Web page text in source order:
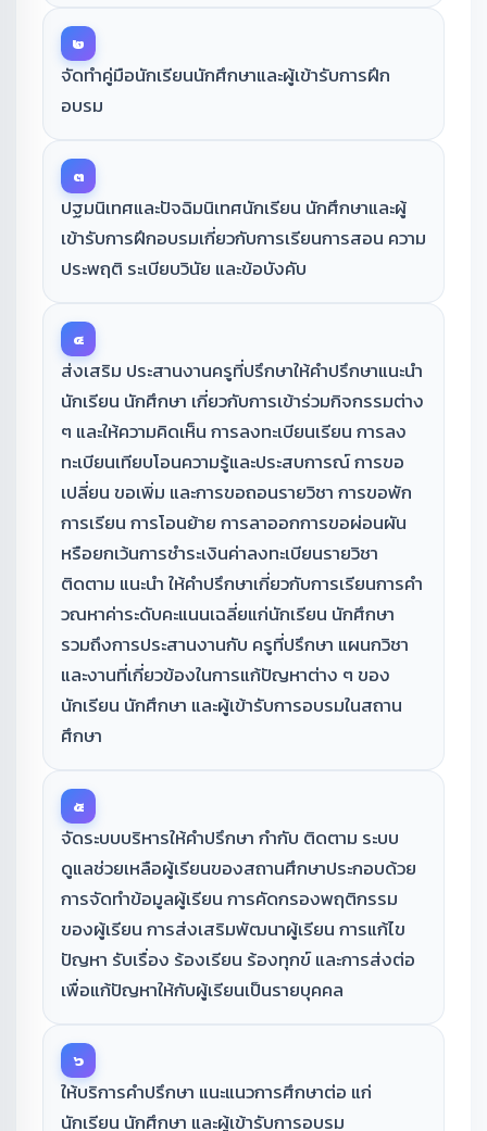
๒
จัดทำคู่มือนักเรียนนักศึกษาและผู้เข้ารับการฝึก
อบรม
๓
ปฐมนิเทศและปัจฉิมนิเทศนักเรียน นักศึกษาและผู้
เข้ารับการฝึกอบรมเกี่ยวกับการเรียนการสอน ความ
ประพฤติ ระเบียบวินัย และข้อบังคับ
๔
ส่งเสริม ประสานงานครูที่ปรึกษาให้คำปรึกษาแนะนำ
นักเรียน นักศึกษา เกี่ยวกับการเข้าร่วมกิจกรรมต่าง
ๆ และให้ความคิดเห็น การลงทะเบียนเรียน การลง
ทะเบียนเทียบโอนความรู้และประสบการณ์ การขอ
เปลี่ยน ขอเพิ่ม และการขอถอนรายวิชา การขอพัก
การเรียน การโอนย้าย การลาออกการขอผ่อนผัน
หรือยกเว้นการชำระเงินค่าลงทะเบียนรายวิชา
ติดตาม แนะนำ ให้คำปรึกษาเกี่ยวกับการเรียนการคำ
วณหาค่าระดับคะแนนเฉลี่ยแก่นักเรียน นักศึกษา
รวมถึงการประสานงานกับ ครูที่ปรึกษา แผนกวิชา
และงานที่เกี่ยวข้องในการแก้ปัญหาต่าง ๆ ของ
นักเรียน นักศึกษา และผู้เข้ารับการอบรมในสถาน
ศึกษา
๕
จัดระบบบริหารให้คำปรึกษา กำกับ ติดตาม ระบบ
ดูแลช่วยเหลือผู้เรียนของสถานศึกษาประกอบด้วย
การจัดทำข้อมูลผู้เรียน การคัดกรองพฤติกรรม
ของผู้เรียน การส่งเสริมพัฒนาผู้เรียน การแก้ไข
ปัญหา รับเรื่อง ร้องเรียน ร้องทุกข์ และการส่งต่อ
เพื่อแก้ปัญหาให้กับผู้เรียนเป็นรายบุคคล
๖
ให้บริการคำปรึกษา แนะแนวการศึกษาต่อ แก่
นักเรียน นักศึกษา และผู้เข้ารับการอบรม